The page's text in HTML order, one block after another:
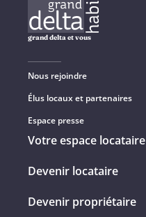
grand delta et vous
Nous rejoindre
Élus locaux et partenaires
Espace presse
Votre espace locataire
Devenir locataire
Devenir propriétaire